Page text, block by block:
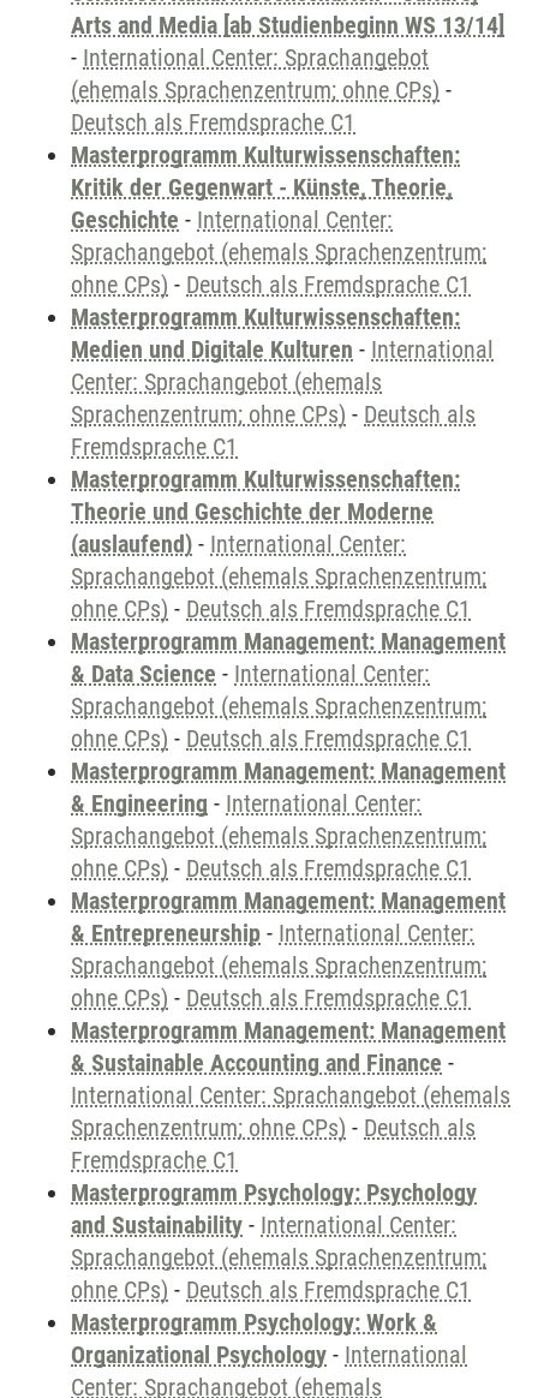
Arts and Media [ab Studienbeginn WS 13/14]
- International Center: Sprachangebot
(ehemals Sprachenzentrum; ohne CPs) -
Deutsch als Fremdsprache C1
Masterprogramm Kulturwissenschaften:
Kritik der Gegenwart - Künste, Theorie,
Geschichte - International Center:
Sprachangebot (ehemals Sprachenzentrum;
ohne CPs) - Deutsch als Fremdsprache C1
Masterprogramm Kulturwissenschaften:
Medien und Digitale Kulturen - International
Center: Sprachangebot (ehemals
Sprachenzentrum; ohne CPs) - Deutsch als
Fremdsprache C1
Masterprogramm Kulturwissenschaften:
Theorie und Geschichte der Moderne
(auslaufend) - International Center:
Sprachangebot (ehemals Sprachenzentrum;
ohne CPs) - Deutsch als Fremdsprache C1
Masterprogramm Management: Management
& Data Science - International Center:
Sprachangebot (ehemals Sprachenzentrum;
ohne CPs) - Deutsch als Fremdsprache C1
Masterprogramm Management: Management
& Engineering - International Center:
Sprachangebot (ehemals Sprachenzentrum;
ohne CPs) - Deutsch als Fremdsprache C1
Masterprogramm Management: Management
& Entrepreneurship - International Center:
Sprachangebot (ehemals Sprachenzentrum;
ohne CPs) - Deutsch als Fremdsprache C1
Masterprogramm Management: Management
& Sustainable Accounting and Finance -
International Center: Sprachangebot (ehemals
Sprachenzentrum; ohne CPs) - Deutsch als
Fremdsprache C1
Masterprogramm Psychology: Psychology
and Sustainability - International Center:
Sprachangebot (ehemals Sprachenzentrum;
ohne CPs) - Deutsch als Fremdsprache C1
Masterprogramm Psychology: Work &
Organizational Psychology - International
Center: Sprachangebot (ehemals